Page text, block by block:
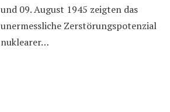
und 09. August 1945 zeigten das
unermessliche Zerstörungspotenzial
nuklearer…